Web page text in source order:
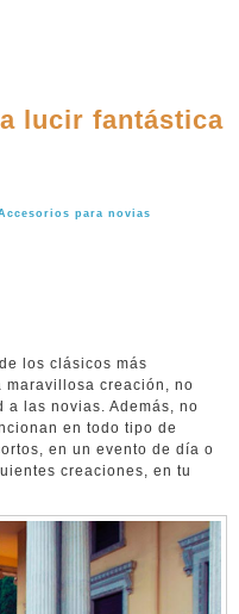
lucir fantástica
para novias
los clásicos más
maravillosa creación, no
las novias. Además, no
en todo tipo de
en un evento de día o
creaciones, en tu